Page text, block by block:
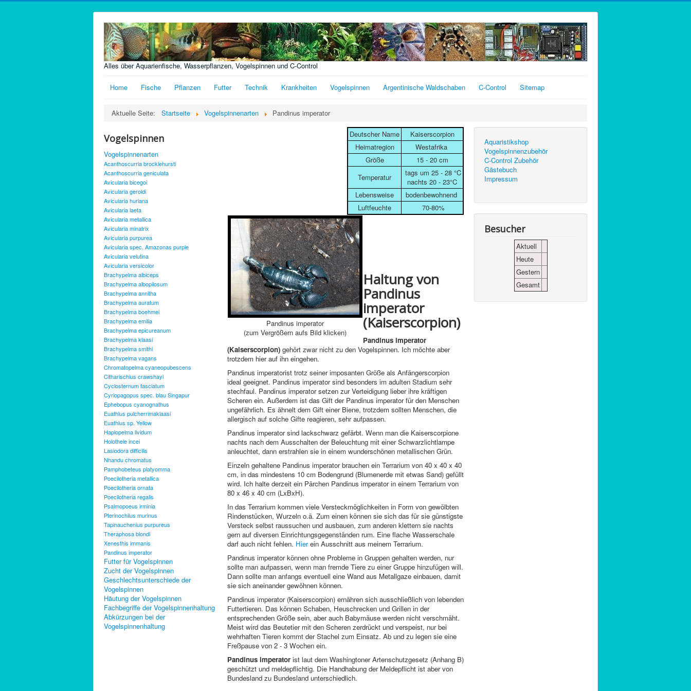
Alles über Aquarienfische, Wasserpflanzen, Vogelspinnen und C-Control
Home Fische Pflanzen Futter Technik Krankheiten Vogelspinnen Argentinische Waldschaben C-Control Sitemap
Aktuelle Seite: Startseite Vogelspinnenarten Pandinus imperator
Vogelspinnen
Vogelspinnenarten
Acanthoscurria brocklehursti
Acanthoscurria geniculata
Avicularia bicegoi
Avicularia geroldi
Avicularia huriana
Avicularia laeta
Avicularia metallica
Avicularia minatrix
Avicularia purpurea
Avicularia spec. Amazonas purple
Avicularia velutina
Avicularia versicolor
Brachypelma albiceps
Brachypelma albopilosum
Brachypelma annitha
Brachypelma auratum
Brachypelma boehmei
Brachypelma emilia
Brachypelma epicureanum
Brachypelma klaasi
Brachypelma smithi
Brachypelma vagans
Chromatopelma cyaneopubescens
Citharischius crawshayi
Cyclosternum fasciatum
Cyriopagopus spec. blau Singapur
Ephebopus cyanognathus
Euathlus pulcherrimaklaasi
Euathlus sp. Yellow
Haplopelma lividum
Holothele incei
Lasiodora difficilis
Nhandu chromatus
Pamphobeteus platyomma
Poecilotheria metallica
Poecilotheria ornata
Poecilotheria regalis
Psalmopoeus irminia
Pterinochilus murinus
Tapinauchenius purpureus
Theraphosa blondi
Xenesthis immanis
Pandinus imperator
Futter für Vogelspinnen
Zucht der Vogelspinnen
Geschlechtsunterschiede der
Vogelspinnen
Häutung der Vogelspinnen
Fachbegriffe der Vogelspinnenhaltung
Abkürzungen bei der
Vogelspinnenhaltung
Deutscher Name
Kaiserscorpion
Heimatregion
Westafrika
Größe
15 - 20 cm
Temperatur
tags um 25 - 28 °C
nachts 20 - 23°C
Lebensweise
bodenbewohnend
Luftfeuchte
70-80%
Pandinus imperator
(zum Vergrößern aufs Bild klicken)
Haltung von
Pandinus
imperator
(Kaiserscorpion)
Pandinus imperator
(Kaiserscorpion) gehört zwar nicht zu den Vogelspinnen. Ich möchte aber
trotzdem hier auf ihn eingehen.
Pandinus imperatorist trotz seiner imposanten Größe als Anfängerscorpion
ideal geeignet. Pandinus imperator sind besonders im adulten Stadium sehr
stechfaul. Pandinus imperator setzen zur Verteidigung lieber ihre kräftigen
Scheren ein. Außerdem ist das Gift der Pandinus imperator für den Menschen
ungefährlich. Es ähnelt dem Gift einer Biene, trotzdem sollten Menschen, die
allergisch auf solche Gifte reagieren, sehr aufpassen.
Pandinus imperator sind lackschwarz gefärbt. Wenn man die Kaiserscorpione
nachts nach dem Ausschalten der Beleuchtung mit einer Schwarzlichtlampe
anleuchtet, dann erstrahlen sie in einem wunderschönen metallischen Grün.
Einzeln gehaltene Pandinus imperator brauchen ein Terrarium von 40 x 40 x 40
cm, in das mindestens 10 cm Bodengrund (Blumenerde mit etwas Sand) gefüllt
wird. Ich halte derzeit ein Pärchen Pandinus imperator in einem Terrarium von
80 x 46 x 40 cm (LxBxH).
In das Terrarium kommen viele Versteckmöglichkeiten in Form von gewölbten
Rindenstücken, Wurzeln o.ä. Zum einen können sie sich das für sie günstigste
Versteck selbst raussuchen und ausbauen, zum anderen klettern sie nachts
gern auf diversen Einrichtungsgegenständen rum. Eine flache Wasserschale
darf auch nicht fehlen. Hierein Ausschnitt aus meinem Terrarium.
Pandinus imperator können ohne Probleme in Gruppen gehalten werden, nur
sollte man aufpassen, wenn man fremde Tiere zu einer Gruppe hinzufügen will.
Dann sollte man anfangs eventuell eine Wand aus Metallgaze einbauen, damit
sie sich aneinander gewöhnen können.
Pandinus imperator (Kaiserscorpion) ernähren sich ausschließlich von lebenden
Futtertieren. Das können Schaben, Heuschrecken und Grillen in der
entsprechenden Größe sein, aber auch Babymäuse werden nicht verschmäht.
Meist wird das Beutetier mit den Scheren zerdrückt und verspeist, nur bei
wehrhaften Tieren kommt der Stachel zum Einsatz. Ab und zu legen sie eine
Freßpause von 2 - 3 Wochen ein.
Pandinus imperator ist laut dem Washingtoner Artenschutzgesetz (Anhang B)
geschützt und meldepflichtig. Die Handhabung der Meldepflicht ist aber von
Bundesland zu Bundesland unterschiedlich.
Aquaristikshop
Vogelspinnenzubehör
C-Control Zubehör
Gästebuch
Impressum
Besucher
Aktuell
Heute
Gestern
Gesamt